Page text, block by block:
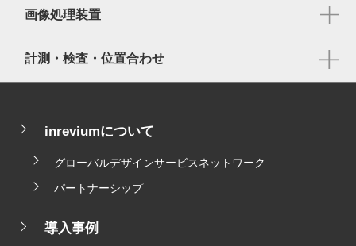
画像処理装置
計測・検査・位置合わせ
inreviumについて
グローバルデザインサービスネットワーク
パートナーシップ
導入事例